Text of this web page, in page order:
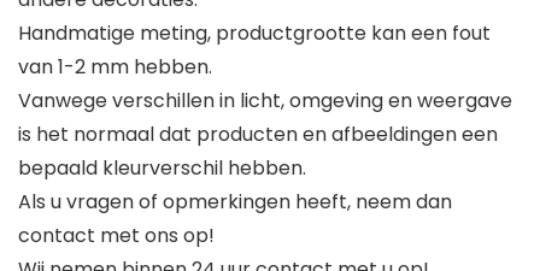
Handmatige meting, productgrootte kan een fout
van 1-2 mm hebben.
Vanwege verschillen in licht, omgeving en weergave
is het normaal dat producten en afbeeldingen een
bepaald kleurverschil hebben.
Als u vragen of opmerkingen heeft, neem dan
contact met ons op!